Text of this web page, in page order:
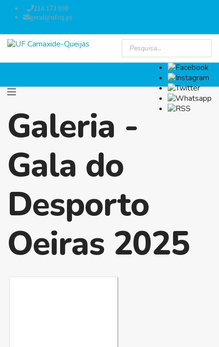
214 173 090
geral@ufcq.pt
Galeria -
Gala do
Desporto
Oeiras 2025